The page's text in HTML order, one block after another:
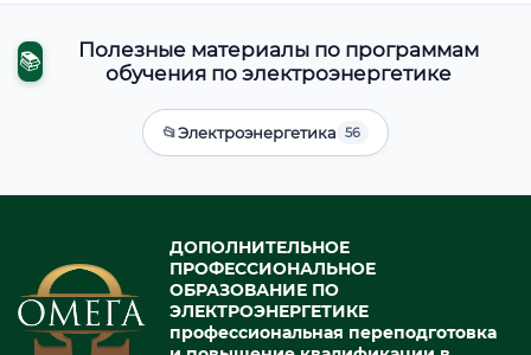
📚
Полезные материалы по программам
обучения по электроэнергетике
📂Электроэнергетика 56
ДОПОЛНИТЕЛЬНОЕ
ПРОФЕССИОНАЛЬНОЕ
ОБРАЗОВАНИЕ ПО
ЭЛЕКТРОЭНЕРГЕТИКЕ
профессиональная переподготовка